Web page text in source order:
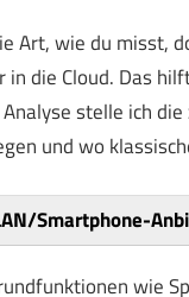
Art, wie du misst,
die Cloud. Das
stelle ich
und wo
Smartphone-
wie